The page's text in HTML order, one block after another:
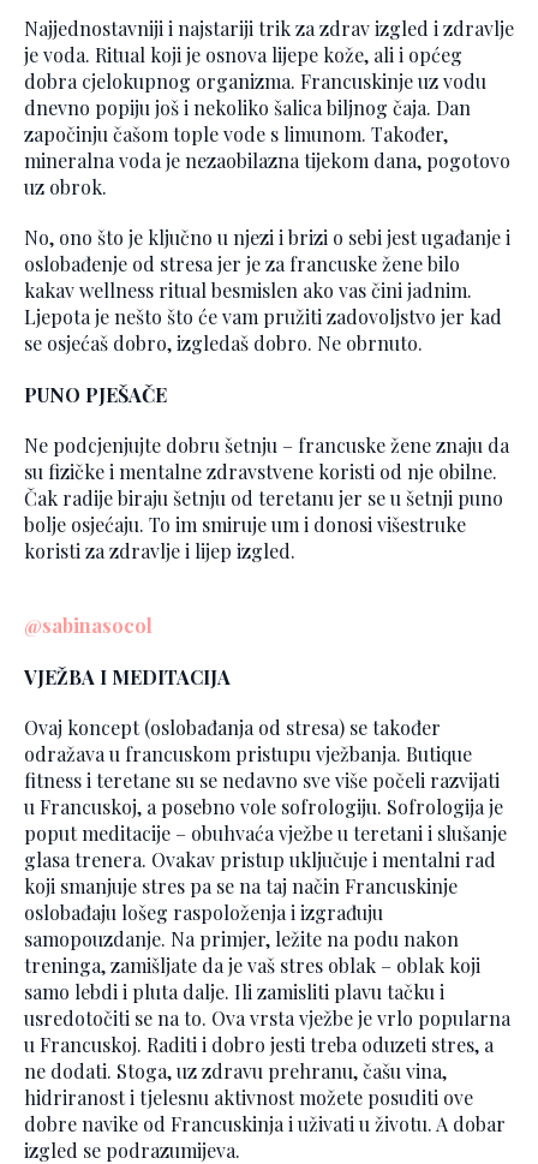
Najjednostavniji i najstariji trik za zdrav izgled i zdravlje
je voda. Ritual koji je osnova lijepe kože, ali i općeg
dobra cjelokupnog organizma. Francuskinje uz vodu
dnevno popiju još i nekoliko šalica biljnog čaja. Dan
započinju čašom tople vode s limunom. Također,
mineralna voda je nezaobilazna tijekom dana, pogotovo
uz obrok.
No, ono što je ključno u njezi i brizi o sebi jest ugađanje i
oslobađenje od stresa jer je za francuske žene bilo
kakav wellness ritual besmislen ako vas čini jadnim.
Ljepota je nešto što će vam pružiti zadovoljstvo jer kad
se osjećaš dobro, izgledaš dobro. Ne obrnuto.
PUNO PJEŠAČE
Ne podcjenjujte dobru šetnju – francuske žene znaju da
su fizičke i mentalne zdravstvene koristi od nje obilne.
Čak radije biraju šetnju od teretanu jer se u šetnji puno
bolje osjećaju. To im smiruje um i donosi višestruke
koristi za zdravlje i lijep izgled.
@sabinasocol
VJEŽBA I MEDITACIJA
Ovaj koncept (oslobađanja od stresa) se također
odražava u francuskom pristupu vježbanja. Butique
fitness i teretane su se nedavno sve više počeli razvijati
u Francuskoj, a posebno vole sofrologiju. Sofrologija je
poput meditacije – obuhvaća vježbe u teretani i slušanje
glasa trenera. Ovakav pristup uključuje i mentalni rad
koji smanjuje stres pa se na taj način Francuskinje
oslobađaju lošeg raspoloženja i izgrađuju
samopouzdanje. Na primjer, ležite na podu nakon
treninga, zamišljate da je vaš stres oblak – oblak koji
samo lebdi i pluta dalje. Ili zamisliti plavu tačku i
usredotočiti se na to. Ova vrsta vježbe je vrlo popularna
u Francuskoj. Raditi i dobro jesti treba oduzeti stres, a
ne dodati. Stoga, uz zdravu prehranu, čašu vina,
hidriranost i tjelesnu aktivnost možete posuditi ove
dobre navike od Francuskinja i uživati u životu. A dobar
izgled se podrazumijeva.